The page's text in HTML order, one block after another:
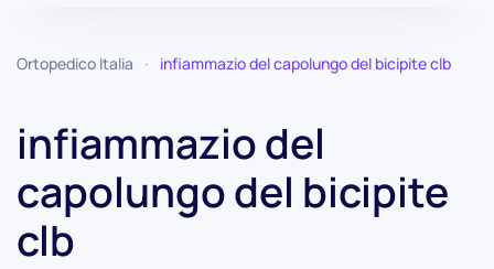
Ortopedico Italia infiammazio del capolungo del bicipite clb
infiammazio del
capolungo del bicipite
clb